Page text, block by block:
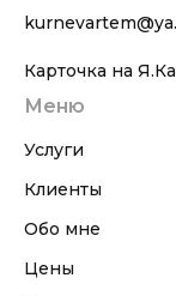
Карточка на
Меню
Услуги
Клиенты
Обо мне
Цены